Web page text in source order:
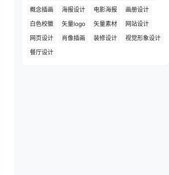
概念插画
海报设计 电影海报
画册设计
白色校徽
矢量logo 矢量素材
网站设计
网页设计
肖像插画 装修设计
视觉形象设计
餐厅设计